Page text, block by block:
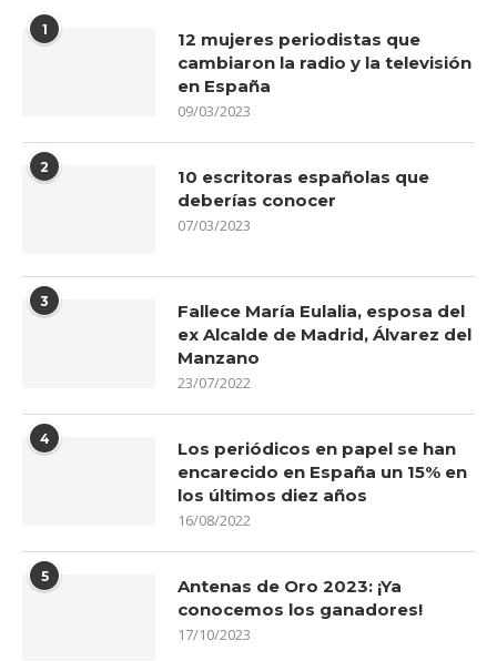
1
12 mujeres periodistas que
cambiaron la radio y la televisión
en España
09/03/2023
2
10 escritoras españolas que
deberías conocer
07/03/2023
3
Fallece María Eulalia, esposa del
ex Alcalde de Madrid, Álvarez del
Manzano
23/07/2022
4
Los periódicos en papel se han
encarecido en España un 15% en
los últimos diez años
16/08/2022
5
Antenas de Oro 2023: ¡Ya
conocemos los ganadores!
17/10/2023